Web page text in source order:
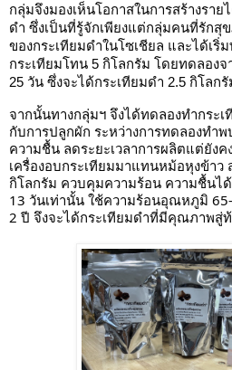
กลุ่มจึงมองเห็นโอกาสในการสร้างราย
ดำ ซึ่งเป็นที่รู้จักเพียงแต่กลุ่มคนที่รักสุ
ของกระเทียมดำในโซเชียล และได้เริ่
กระเทียมโทน 5 กิโลกรัม โดยทดลองจ
25 วัน ซึ่งจะได้กระเทียมดำ 2.5 กิโลกรั
จากนั้นทางกลุ่มฯ จึงได้ทดลองทำกระ
กับการปลูกผัก ระหว่างการทดลองทำพ
ความชื้น ลดระยะเวลาการผลิตแต่ยั
เครื่องอบกระเทียมมาแทนหม้อหุงข้าว
กิโลกรัม ควบคุมความร้อน ความชื้นได้
13 วันเท่านั้น ใช้ความร้อนอุณหภูมิ
2 ปี จึงจะได้กระเทียมดำที่มีคุณภาพสู่